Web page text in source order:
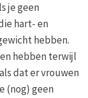
je geen
hart- en
hebben.
hebben terwijl
dat er vrouwen
(nog) geen